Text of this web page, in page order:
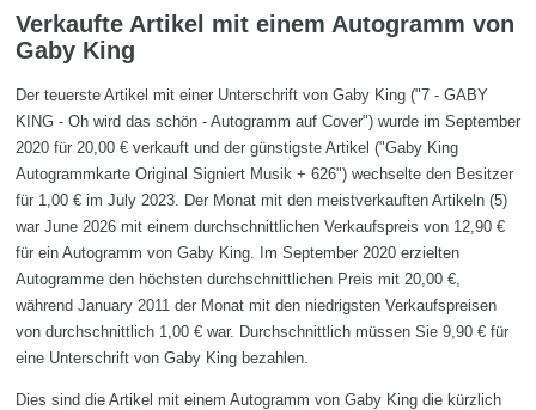
Verkaufte Artikel mit einem Autogramm von
Gaby King
Der teuerste Artikel mit einer Unterschrift von Gaby King ("7 - GABY
KING - Oh wird das schön - Autogramm auf Cover") wurde im September
2020 für 20,00 € verkauft und der günstigste Artikel ("Gaby King
Autogrammkarte Original Signiert Musik + 626") wechselte den Besitzer
für 1,00 € im July 2023. Der Monat mit den meistverkauften Artikeln (5)
war June 2026 mit einem durchschnittlichen Verkaufspreis von 12,90 €
für ein Autogramm von Gaby King. Im September 2020 erzielten
Autogramme den höchsten durchschnittlichen Preis mit 20,00 €,
während January 2011 der Monat mit den niedrigsten Verkaufspreisen
von durchschnittlich 1,00 € war. Durchschnittlich müssen Sie 9,90 € für
eine Unterschrift von Gaby King bezahlen.
Dies sind die Artikel mit einem Autogramm von Gaby King die kürzlich